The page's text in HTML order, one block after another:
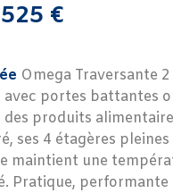
€
Omega Traversante
avec portes battantes
produits
ses 4 étagères
maintient une
Pratique,